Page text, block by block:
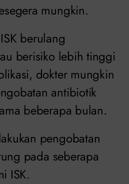
mungkin.
berulang
berisiko lebih tinggi
dokter mungkin
antibiotik
beberapa bulan.
pengobatan
pada seberapa
ISK.